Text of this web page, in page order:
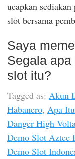
ucapkan
slot bersama
Saya
Segala
slot itu?
Tagged as: Akun
Habanero, Apa
Danger High
Demo Slot Aztec
Demo Slot